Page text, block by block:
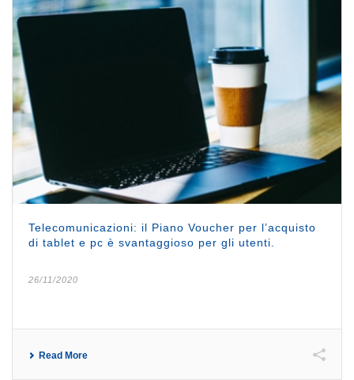
Telecomunicazioni: il Piano Voucher per l’acquisto
di tablet e pc è svantaggioso per gli utenti.
26/11/2020
Read More